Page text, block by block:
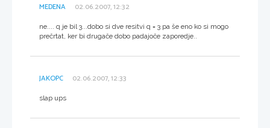
MEDENA 02.06.2007, 12:32
ne.... q je bil 3...dobo si dve resitvi q = 3 pa še eno ko si mogo
prečrtat, ker bi drugače dobo padajoče zaporedje..
JAKOPC 02.06.2007, 12:33
slap ups